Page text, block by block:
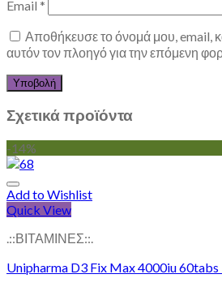
Email *
Αποθήκευσε το όνομά μου, email,
αυτόν τον πλοηγό για την επόμενη
Σχετικά προϊόντα
-14%
Add to Wishlist
Quick View
.::ΒΙΤΑΜΙΝΕΣ::.
Unipharma D3 Fix Max 4000iu